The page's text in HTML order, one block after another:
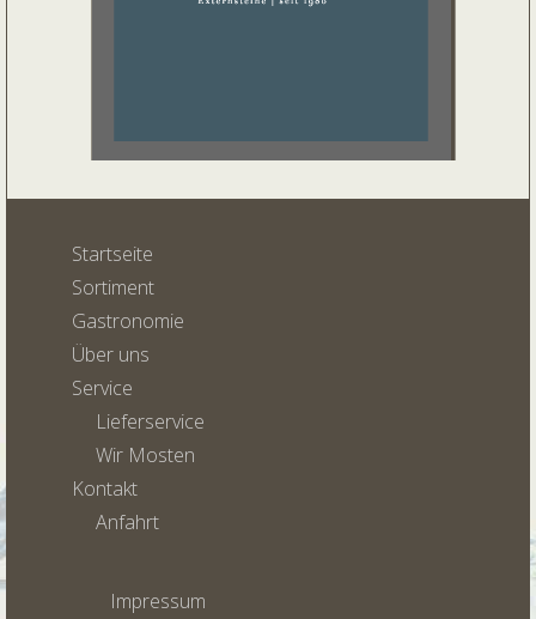
Startseite
Sortiment
Gastronomie
Über uns
Service
Lieferservice
Wir Mosten
Kontakt
Anfahrt
Impressum